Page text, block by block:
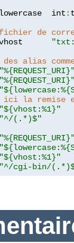
int
:
de
vhost
alias
"%{REQUEST_URI}"
"%{REQUEST_URI}"
la remise
"${vhost:%1}"
"^/(.*)$"
"%{REQUEST_URI}"
"${vhost:%1}"
"^/cgi-bin/